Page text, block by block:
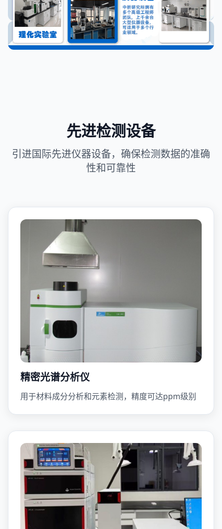
先进检测设备
引进国际先进仪器设备，确保检测数据的准确
性和可靠性
精密光谱分析仪
用于材料成分分析和元素检测，精度可达ppm级别